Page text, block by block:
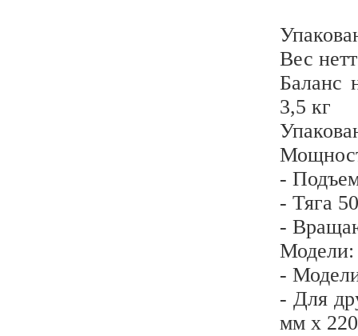
Вес
Баланс
3,5 кг
-
- Тяга
-
Модели:
-
- Для
мм x